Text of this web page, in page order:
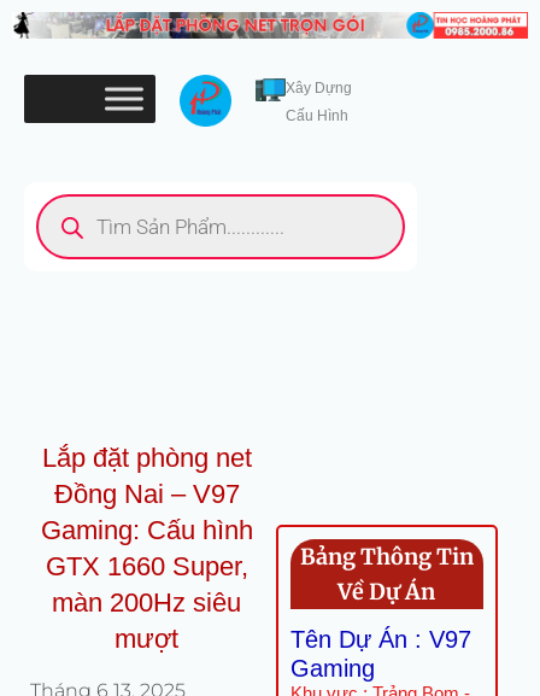
Nhảy
tới
Xây Dựng
Cấu Hình
Tìm
kiếm
sản
phẩm
Lắp đặt phòng net
Đồng Nai – V97
Gaming: Cấu hình
GTX 1660 Super,
màn 200Hz siêu
mượt
Tháng 6 13, 2025
Bảng Thông Tin
Về Dự Án
Tên Dự Án : V97
Gaming